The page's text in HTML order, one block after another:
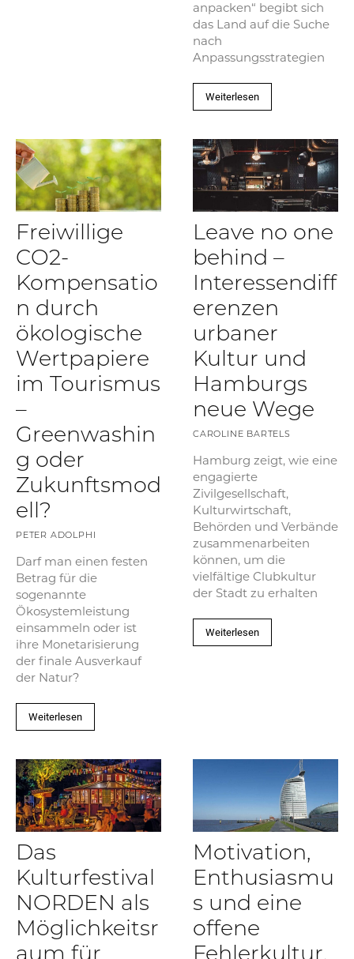
anpacken“ begibt sich
das Land auf die Suche
nach
Anpassungsstrategien
Weiterlesen
Freiwillige
CO2-
Kompensatio
n durch
ökologische
Wertpapiere
im Tourismus
–
Greenwashin
g oder
Zukunftsmod
ell?
PETER ADOLPHI
Darf man einen festen
Betrag für die
sogenannte
Ökosystemleistung
einsammeln oder ist
ihre Monetarisierung
der finale Ausverkauf
der Natur?
Weiterlesen
Leave no one
behind –
Interessendiff
erenzen
urbaner
Kultur und
Hamburgs
neue Wege
CAROLINE BARTELS
Hamburg zeigt, wie eine
engagierte
Zivilgesellschaft,
Kulturwirtschaft,
Behörden und Verbände
zusammenarbeiten
können, um die
vielfältige Clubkultur
der Stadt zu erhalten
Weiterlesen
Das
Kulturfestival
NORDEN als
Möglichkeitsr
Motivation,
Enthusiasmu
s und eine
offene